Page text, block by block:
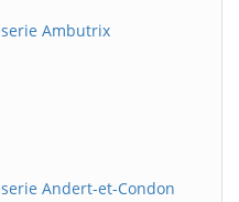
Ambutrix
Andert-et-Condon